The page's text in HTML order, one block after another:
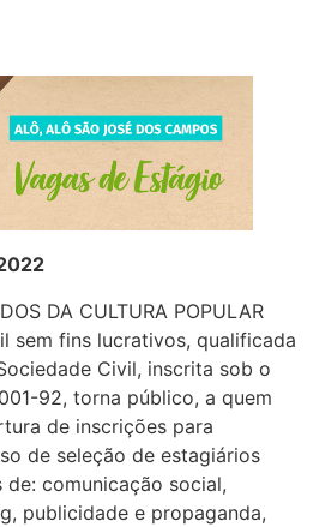
DA CULTURA POPULAR
sem fins lucrativos, qualificada
Civil, inscrita sob o
92, torna público, a quem
de inscrições para
de seleção de estagiários
de: comunicação social,
publicidade e propaganda,